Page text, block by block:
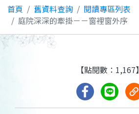
首頁 舊資料查詢
閱讀專區列表
庭院深深的牽掛－－窗裡窗外序
【點閱數：1,167】